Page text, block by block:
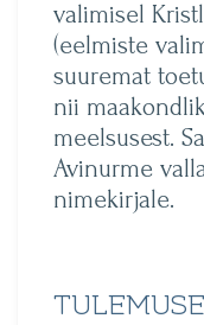
valimisel
(eelmiste
suuremat
nii
meelsusest.
Avinurme
nimekirjale.